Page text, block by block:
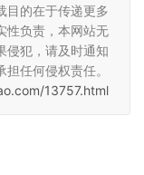
目的在于传递更多
性负责，本网站无
侵犯，请及时通知
任何侵权责任。
13757.html